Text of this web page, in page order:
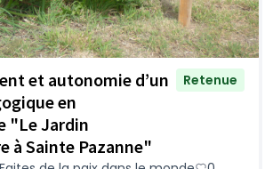
et autonomie d’un
en
"Le Jardin
à Sainte Pazanne"
Retenue